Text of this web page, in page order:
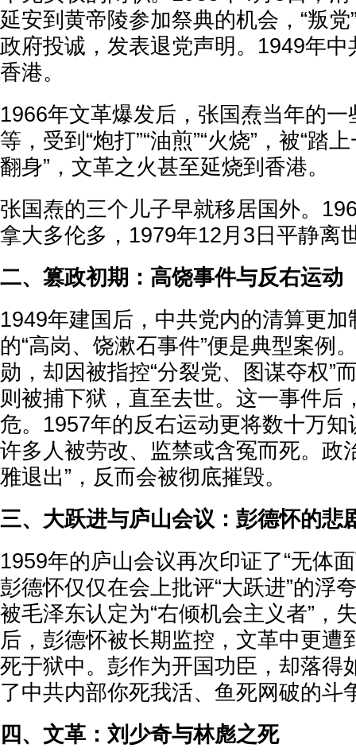
延安到黄帝陵参加祭典的机会，“叛
政府投诚，发表退党声明。1949年
香港。
1966年文革爆发后，张国焘当年的
等，受到“炮打”“油煎”“火烧”，被“踏
翻身”，文革之火甚至延烧到香港。
张国焘的三个儿子早就移居国外。
拿大多伦多，1979年12月3日平静离
二、篡政初期：高饶事件与反右运动
1949年建国后，中共党内的清算更
的“高岗、饶漱石事件”便是典型案例
勋，却因被指控“分裂党、图谋夺权”
则被捕下狱，直至去世。这一事件后
危。1957年的反右运动更将数十万知
许多人被劳改、监禁或含冤而死。政
雅退出”，反而会被彻底摧毁。
三、大跃进与庐山会议：彭德怀的悲
1959年的庐山会议再次印证了“无体
彭德怀仅仅在会上批评“大跃进”的浮
被毛泽东认定为“右倾机会主义者”，
后，彭德怀被长期监控，文革中更遭
死于狱中。彭作为开国功臣，却落得
了中共内部你死我活、鱼死网破的斗
四、文革：刘少奇与林彪之死